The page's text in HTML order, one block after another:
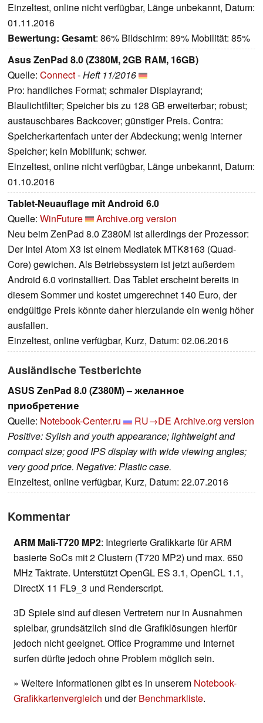
Einzeltest, online nicht verfügbar, Länge unbekannt, Datum:
01.11.2016
Bewertung: Gesamt: 86% Bildschirm: 89% Mobilität: 85%
Asus ZenPad 8.0 ‏(Z380M, 2GB RAM, 16GB)
Quelle: Connect-Heft 11/2016
Pro: handliches Format; schmaler Displayrand;
Blaulichtfilter; Speicher bis zu 128 GB erweiterbar; robust;
austauschbares Backcover; günstiger Preis. Contra:
Speicherkartenfach unter der Abdeckung; wenig interner
Speicher; kein Mobilfunk; schwer.
Einzeltest, online nicht verfügbar, Länge unbekannt, Datum:
01.10.2016
Tablet-Neuauflage mit Android 6.0
Quelle: WinFuture
Archive.org version
Neu beim ZenPad 8.0 Z380M ist allerdings der Prozessor:
Der Intel Atom X3 ist einem Mediatek MTK8163 (Quad-
Core) gewichen. Als Betriebssystem ist jetzt außerdem
Android 6.0 vorinstalliert. Das Tablet erscheint bereits in
diesem Sommer und kostet umgerechnet 140 Euro, der
endgültige Preis könnte daher hierzulande ein wenig höher
ausfallen.
Einzeltest, online verfügbar, Kurz, Datum: 02.06.2016
Ausländische Testberichte
ASUS ZenPad 8.0 (Z380M) – желанное
приобретение
Quelle: Notebook-Center.ru RU→DE Archive.org version
Positive: Sylish and youth appearance; lightweight and
compact size; good IPS display with wide viewing angles;
very good price. Negative: Plastic case.
Einzeltest, online verfügbar, Kurz, Datum: 22.07.2016
Kommentar
ARM Mali-T720 MP2: Integrierte Grafikkarte für ARM
basierte SoCs mit 2 Clustern (T720 MP2) und max. 650
MHz Taktrate. Unterstützt OpenGL ES 3.1, OpenCL 1.1,
DirectX 11 FL9_3 und Renderscript.
3D Spiele sind auf diesen Vertretern nur in Ausnahmen
spielbar, grundsätzlich sind die Grafiklösungen hierfür
jedoch nicht geeignet. Office Programme und Internet
surfen dürfte jedoch ohne Problem möglich sein.
» Weitere Informationen gibt es in unserem Notebook-
Grafikkartenvergleich und derBenchmarkliste.